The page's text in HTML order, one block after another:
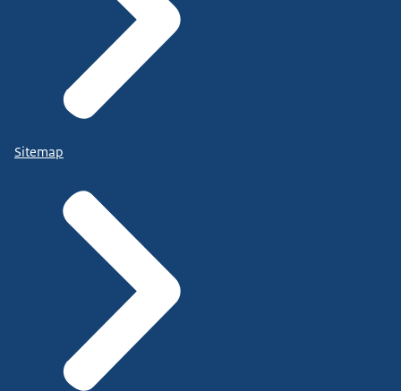
Sitemap